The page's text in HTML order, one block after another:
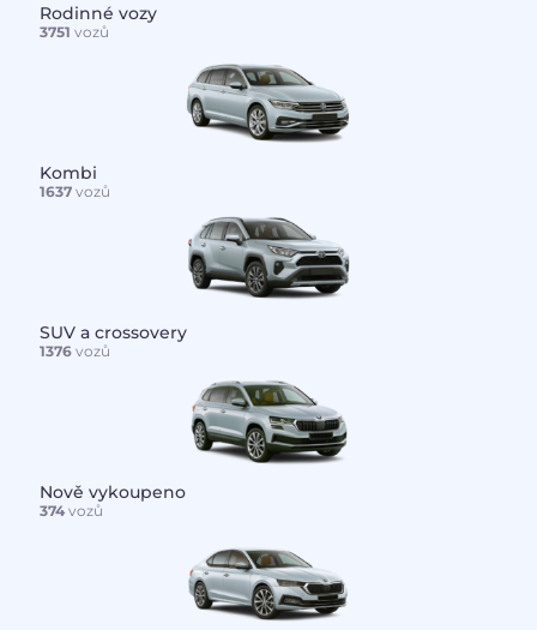
Rodinné vozy
3751 vozů
Kombi
1637vozů
SUV a crossovery
1376vozů
Nově vykoupeno
374vozů